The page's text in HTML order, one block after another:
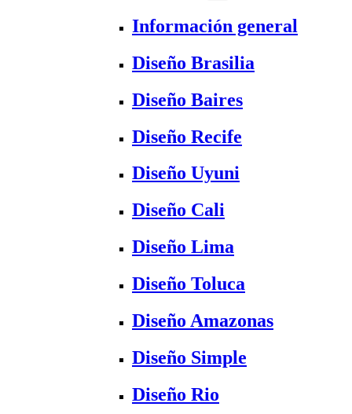
Información general
Diseño Brasilia
Diseño Baires
Diseño Recife
Diseño Uyuni
Diseño Cali
Diseño Lima
Diseño Toluca
Diseño Amazonas
Diseño Simple
Diseño Rio